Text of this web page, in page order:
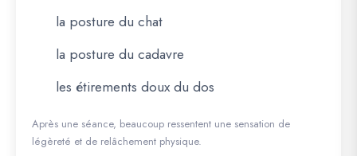
la posture du chat
la posture du cadavre
les étirements doux du dos
Après une séance, beaucoup ressentent une sensation de
légèreté et de relâchement physique.